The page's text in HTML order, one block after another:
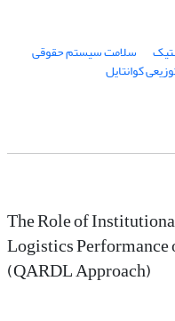
سلامت سیستم حقوقی
کوانتایل
The Role of
Logistics
(QARDL Approach)